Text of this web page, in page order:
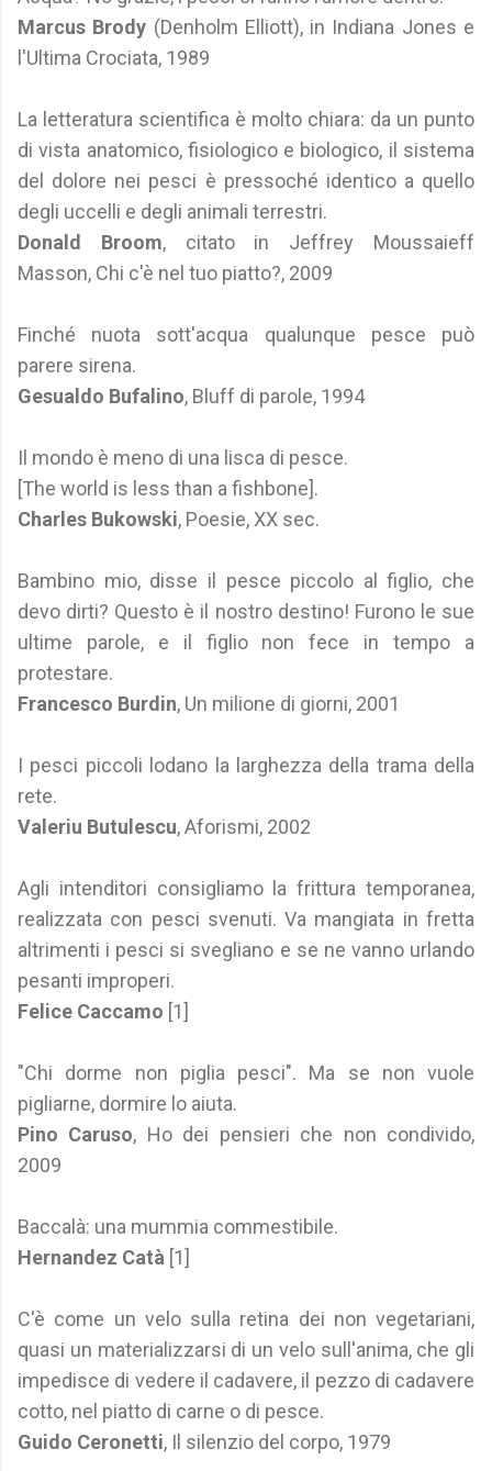
Marcus Brody (Denholm Elliott), in Indiana Jones e
l'Ultima Crociata, 1989
La letteratura scientifica è molto chiara: da un punto
di vista anatomico, fisiologico e biologico, il sistema
del dolore nei pesci è pressoché identico a quello
degli uccelli e degli animali terrestri.
Donald Broom, citato in Jeffrey Moussaieff
Masson, Chi c'è nel tuo piatto?, 2009
Finché nuota sott'acqua qualunque pesce può
parere sirena.
Gesualdo Bufalino, Bluff di parole, 1994
Il mondo è meno di una lisca di pesce.
[The world is less than a fishbone].
Charles Bukowski, Poesie, XX sec.
Bambino mio, disse il pesce piccolo al figlio, che
devo dirti? Questo è il nostro destino! Furono le sue
ultime parole, e il figlio non fece in tempo a
protestare.
Francesco Burdin, Un milione di giorni, 2001
I pesci piccoli lodano la larghezza della trama della
rete.
Valeriu Butulescu, Aforismi, 2002
Agli intenditori consigliamo la frittura temporanea,
realizzata con pesci svenuti. Va mangiata in fretta
altrimenti i pesci si svegliano e se ne vanno urlando
pesanti improperi.
Felice Caccamo [1]
"Chi dorme non piglia pesci". Ma se non vuole
pigliarne, dormire lo aiuta.
Pino Caruso, Ho dei pensieri che non condivido,
2009
Baccalà: una mummia commestibile.
Hernandez Catà [1]
C'è come un velo sulla retina dei non vegetariani,
quasi un materializzarsi di un velo sull'anima, che gli
impedisce di vedere il cadavere, il pezzo di cadavere
cotto, nel piatto di carne o di pesce.
Guido Ceronetti, Il silenzio del corpo, 1979